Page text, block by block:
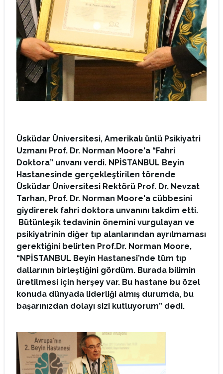
Üsküdar Üniversitesi, Amerikalı ünlü Psikiyatri
Uzmanı Prof. Dr. Norman Moore'a “Fahri
Doktora” unvanı verdi. NPİSTANBUL Beyin
Hastanesinde gerçekleştirilen törende
Üsküdar Üniversitesi Rektörü Prof. Dr. Nevzat
Tarhan, Prof. Dr. Norman Moore'a cübbesini
giydirerek fahri doktora unvanını takdim etti.
Bütünleşik tedavinin önemini vurgulayan ve
psikiyatrinin diğer tıp alanlarından ayrılmaması
gerektiğini belirten Prof.Dr. Norman Moore,
“NPİSTANBUL Beyin Hastanesi’nde tüm tıp
dallarının birleştiğini gördüm. Burada bilimin
üretilmesi için herşey var. Bu hastane bu özel
konuda dünyada liderliği almış durumda, bu
başarınızdan dolayı sizi kutluyorum” dedi.